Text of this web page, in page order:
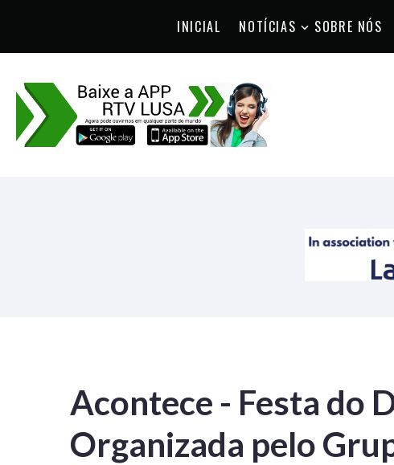
INICIAL NOTÍCIAS SOBRE NÓS
Acontece - Festa do
Organizada pelo